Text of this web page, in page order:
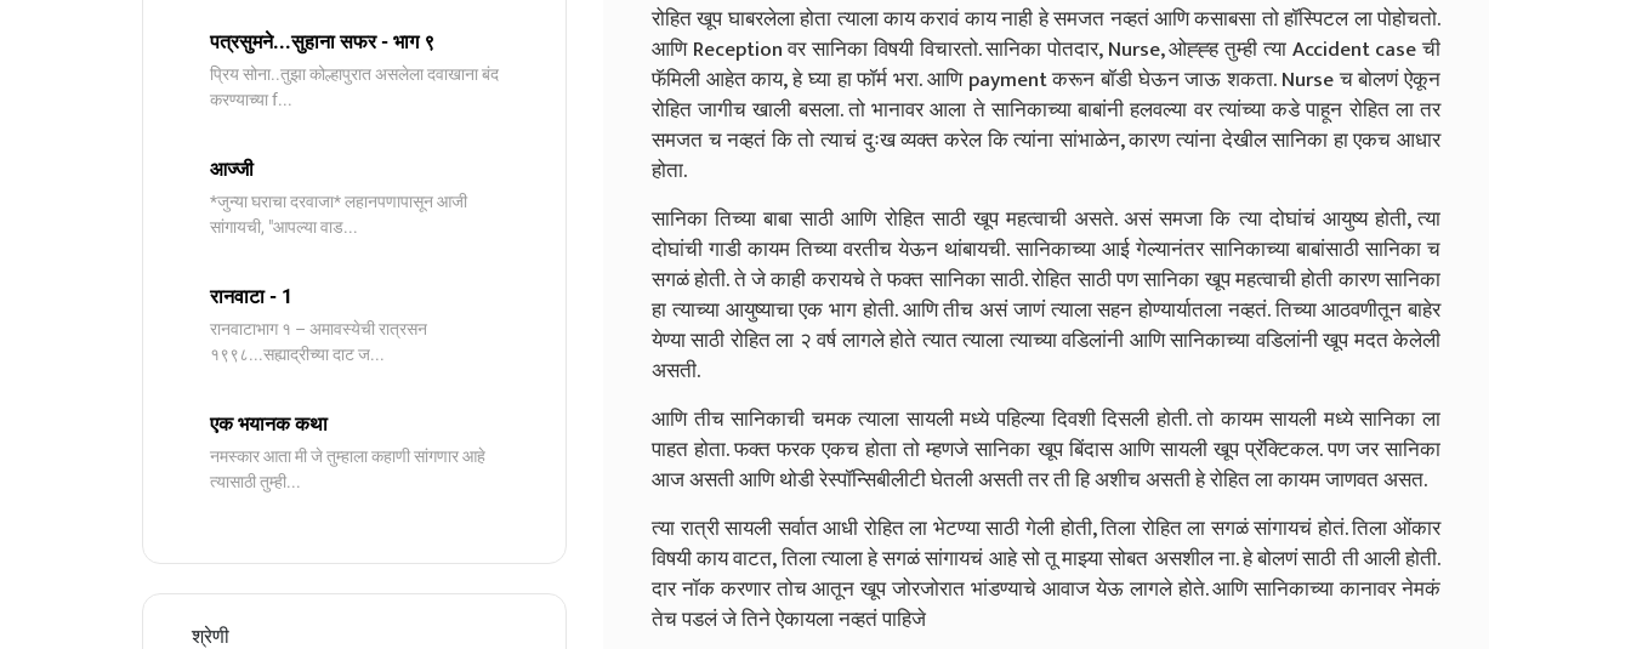
पत्रसुमने...सुहाना सफर - भाग ९
प्रिय सोना..तुझा कोल्हापुरात असलेला दवाखाना बंद
करण्याच्या f...
आज्जी
*जुन्या घराचा दरवाजा* लहानपणापासून आजी
सांगायची, "आपल्या वाड...
रानवाटा - 1
रानवाटाभाग १ – अमावस्येची रात्रसन
१९९८...सह्याद्रीच्या दाट ज...
एक भयानक कथा
नमस्कार आता मी जे तुम्हाला कहाणी सांगणार आहे
त्यासाठी तुम्ही...
श्रेणी
रोहित खूप घाबरलेला होता त्याला काय करावं काय नाही हे समजत नव्हतं आणि कसाबसा तो हॉस्पिटल ला पोहोचतो.
आणि Reception वर सानिका विषयी विचारतो. सानिका पोतदार, Nurse, ओह्ह्ह तुम्ही त्या Accident case ची
फॅमिली आहेत काय, हे घ्या हा फॉर्म भरा. आणि payment करून बॉडी घेऊन जाऊ शकता. Nurse च बोलणं ऐकून
रोहित जागीच खाली बसला. तो भानावर आला ते सानिकाच्या बाबांनी हलवल्या वर त्यांच्या कडे पाहून रोहित ला तर
समजत च नव्हतं कि तो त्याचं दुःख व्यक्त करेल कि त्यांना सांभाळेन, कारण त्यांना देखील सानिका हा एकच आधार
होता.
सानिका तिच्या बाबा साठी आणि रोहित साठी खूप महत्वाची असते. असं समजा कि त्या दोघांचं आयुष्य होती, त्या
दोघांची गाडी कायम तिच्या वरतीच येऊन थांबायची. सानिकाच्या आई गेल्यानंतर सानिकाच्या बाबांसाठी सानिका च
सगळं होती. ते जे काही करायचे ते फक्त सानिका साठी. रोहित साठी पण सानिका खूप महत्वाची होती कारण सानिका
हा त्याच्या आयुष्याचा एक भाग होती. आणि तीच असं जाणं त्याला सहन होण्यार्यातला नव्हतं. तिच्या आठवणीतून बाहेर
येण्या साठी रोहित ला २ वर्ष लागले होते त्यात त्याला त्याच्या वडिलांनी आणि सानिकाच्या वडिलांनी खूप मदत केलेली
असती.
आणि तीच सानिकाची चमक त्याला सायली मध्ये पहिल्या दिवशी दिसली होती. तो कायम सायली मध्ये सानिका ला
पाहत होता. फक्त फरक एकच होता तो म्हणजे सानिका खूप बिंदास आणि सायली खूप प्रॅक्टिकल. पण जर सानिका
आज असती आणि थोडी रेस्पॉन्सिबीलीटी घेतली असती तर ती हि अशीच असती हे रोहित ला कायम जाणवत असत.
त्या रात्री सायली सर्वात आधी रोहित ला भेटण्या साठी गेली होती, तिला रोहित ला सगळं सांगायचं होतं. तिला ओंकार
विषयी काय वाटत, तिला त्याला हे सगळं सांगायचं आहे सो तू माझ्या सोबत असशील ना. हे बोलणं साठी ती आली होती.
दार नॉक करणार तोच आतून खूप जोरजोरात भांडण्याचे आवाज येऊ लागले होते. आणि सानिकाच्या कानावर नेमकं
तेच पडलं जे तिने ऐकायला नव्हतं पाहिजे